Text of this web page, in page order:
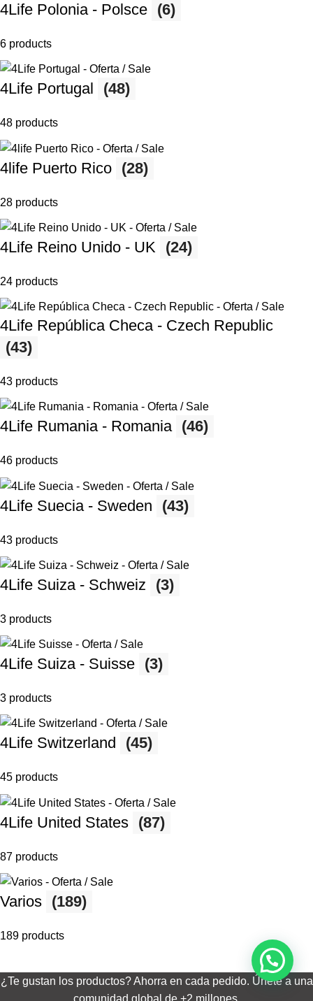
4Life Polonia - Polsce (6)
6 products
4Life Portugal (48)
48 products
4life Puerto Rico (28)
28 products
4Life Reino Unido - UK (24)
24 products
4Life República Checa - Czech Republic
(43)
43 products
4Life Rumania - Romania (46)
46 products
4Life Suecia - Sweden (43)
43 products
4Life Suiza - Schweiz (3)
3 products
4Life Suiza - Suisse (3)
3 products
4Life Switzerland (45)
45 products
4Life United States (87)
87 products
Varios (189)
189 products
¿Te gustan los productos? Ahorra en cada pedido. Únete a una
comunidad global de +2 millones.